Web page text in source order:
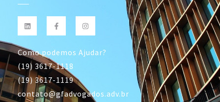
Como podemos Ajudar?
(19) 3617-1118
(19) 3617-1119
contato@gfadvogados.adv.br